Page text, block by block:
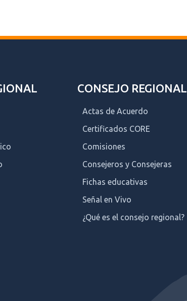
CONSEJO REGIONAL
Actas de Acuerdo
Certificados CORE
Comisiones
Consejeros y Consejeras
Fichas educativas
Señal en Vivo
¿Qué es el consejo regional?